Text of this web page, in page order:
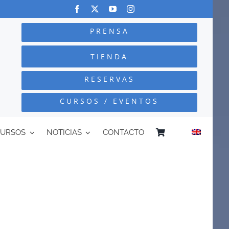
PRENSA
TIENDA
RESERVAS
CURSOS / EVENTOS
NOTICIAS CONTACTO